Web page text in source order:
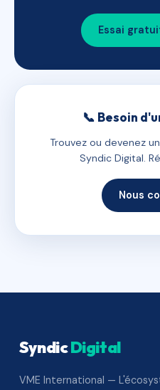
Essai
📞 Besoin
Trouvez ou devenez
Syndic Digital.
Nous
SyndicDigital
VME International —